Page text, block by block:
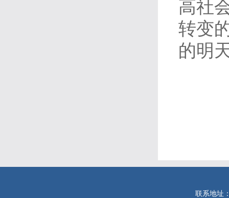
高社
转变
的明
联系地址